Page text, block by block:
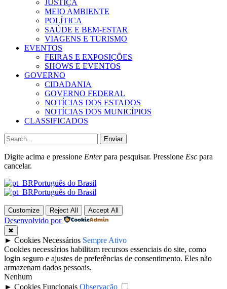
JUSTIÇA
MEIO AMBIENTE
POLÍTICA
SAÚDE E BEM-ESTAR
VIAGENS E TURISMO
EVENTOS
FEIRAS E EXPOSIÇÕES
SHOWS E EVENTOS
GOVERNO
CIDADANIA
GOVERNO FEDERAL
NOTÍCIAS DOS ESTADOS
NOTÍCIAS DOS MUNICÍPIOS
CLASSIFICADOS
Enviar
Digite acima e pressione Enterpara pesquisar. Pressione Esc para
cancelar.
Português do Brasil
Português do Brasil
Customize Reject All Accept All
Desenvolvido por
✖
► Cookies Necessários Sempre Ativo
Cookies necessários habilitam recursos essenciais do site, como
login seguro e ajustes de preferências de consentimento. Eles não
armazenam dados pessoais.
Nenhum
► Cookies Funcionais Observação